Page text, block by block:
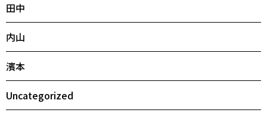
田中
内山
濱本
Uncategorized